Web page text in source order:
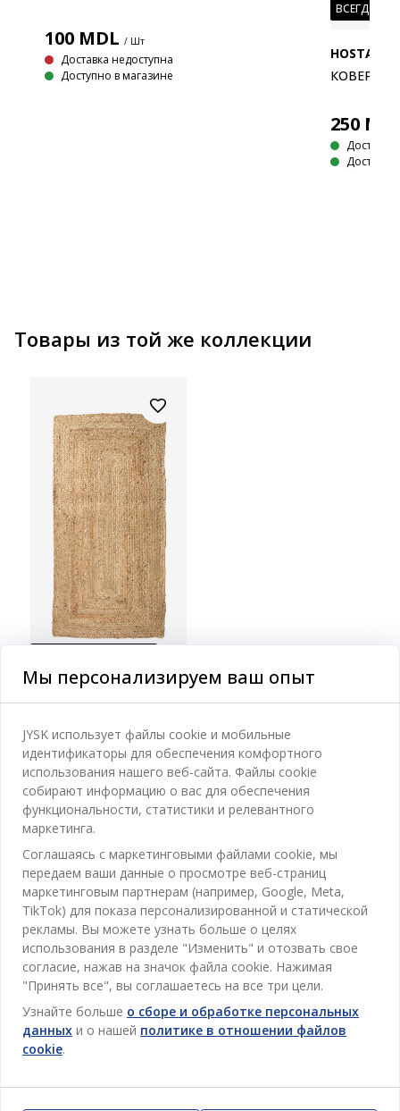
100MDL / Шт
Доставка недоступна
Доступно в магазине
ВСЕГДА
HOSTA
КОВЕР
250
Доставка
Товары из той же коллекции
SANDELTRE
70X140 НАТУРАЛЬНЫЙ
Джут. 70x140 см
375MDL/ Шт
Доставка
Доступно в магазине
Категории
Спальня
Ванная
Кабинет
Столовая
Отдел обслуживания клиентов
Контакты службы поддержки клиентов
JYSK
Про JYSK
Мы персонализируем ваш опыт
JYSK использует файлы cookie и мобильные
идентификаторы для обеспечения комфортного
использования нашего веб-сайта. Файлы cookie
собирают информацию о вас для обеспечения
функциональности, статистики и релевантного
маркетинга.
Соглашаясь с маркетинговыми файлами cookie, мы
передаем ваши данные о просмотре веб-страниц
маркетинговым партнерам (например, Google, Meta,
TikTok) для показа персонализированной и статической
рекламы. Вы можете узнать больше о целях
использования в разделе "Изменить" и отозвать свое
согласие, нажав на значок файла cookie. Нажимая
"Принять все", вы соглашаетесь на все три цели.
Узнайте больше о сборе и обработке персональных
данных и о нашей политике в отношении файлов
cookie.